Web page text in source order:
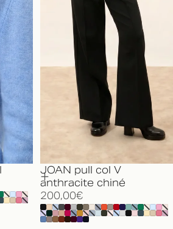
JOAN pull col V
anthracite chiné
200,00€